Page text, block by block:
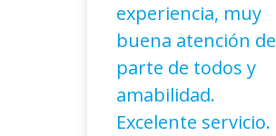
experiencia, muy
buena atención de
parte de todos y
amabilidad.
Excelente servicio.